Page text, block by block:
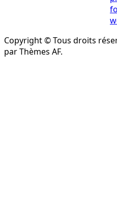
Copyright © Tous droits
par Thèmes AF.